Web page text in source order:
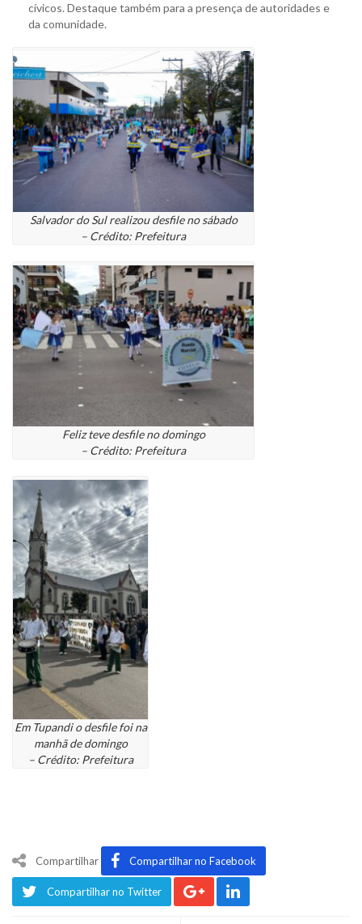
cívicos. Destaque também para a presença de autoridades e
da comunidade.
Salvador do Sul realizou desfile no sábado
– Crédito: Prefeitura
Feliz teve desfile no domingo
– Crédito: Prefeitura
Em Tupandi o desfile foi na
manhã de domingo
– Crédito: Prefeitura
Compartilhar Compartilhar no Facebook
Compartilhar no Twitter